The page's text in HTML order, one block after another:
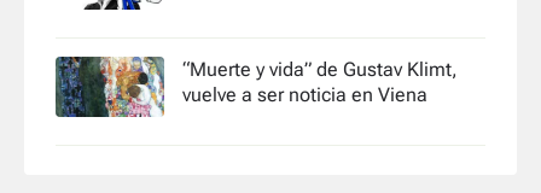
“Muerte y vida” de Gustav Klimt,
vuelve a ser noticia en Viena